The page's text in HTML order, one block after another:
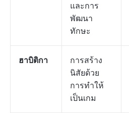
และการ
พัฒนา
ทักษะ
ฮาบิติกา
การสร้าง
นิสัยด้วย
การทำให้
เป็นเกม